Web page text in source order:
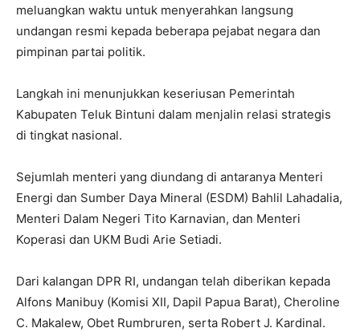
meluangkan waktu untuk menyerahkan langsung
undangan resmi kepada beberapa pejabat negara dan
pimpinan partai politik.
Langkah ini menunjukkan keseriusan Pemerintah
Kabupaten Teluk Bintuni dalam menjalin relasi strategis
di tingkat nasional.
Sejumlah menteri yang diundang di antaranya Menteri
Energi dan Sumber Daya Mineral (ESDM) Bahlil Lahadalia,
Menteri Dalam Negeri Tito Karnavian, dan Menteri
Koperasi dan UKM Budi Arie Setiadi.
Dari kalangan DPR RI, undangan telah diberikan kepada
Alfons Manibuy (Komisi XII, Dapil Papua Barat), Cheroline
C. Makalew, Obet Rumbruren, serta Robert J. Kardinal.